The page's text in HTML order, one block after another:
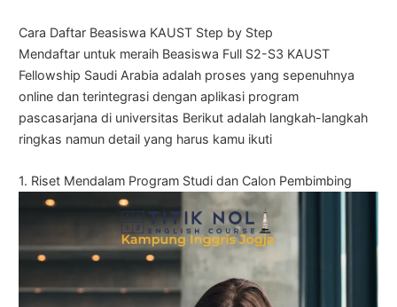
Cara Daftar Beasiswa KAUST Step by Step
Mendaftar untuk meraih Beasiswa Full S2-S3 KAUST
Fellowship Saudi Arabia adalah proses yang sepenuhnya
online dan terintegrasi dengan aplikasi program
pascasarjana di universitas Berikut adalah langkah-langkah
ringkas namun detail yang harus kamu ikuti
1. Riset Mendalam Program Studi dan Calon Pembimbing